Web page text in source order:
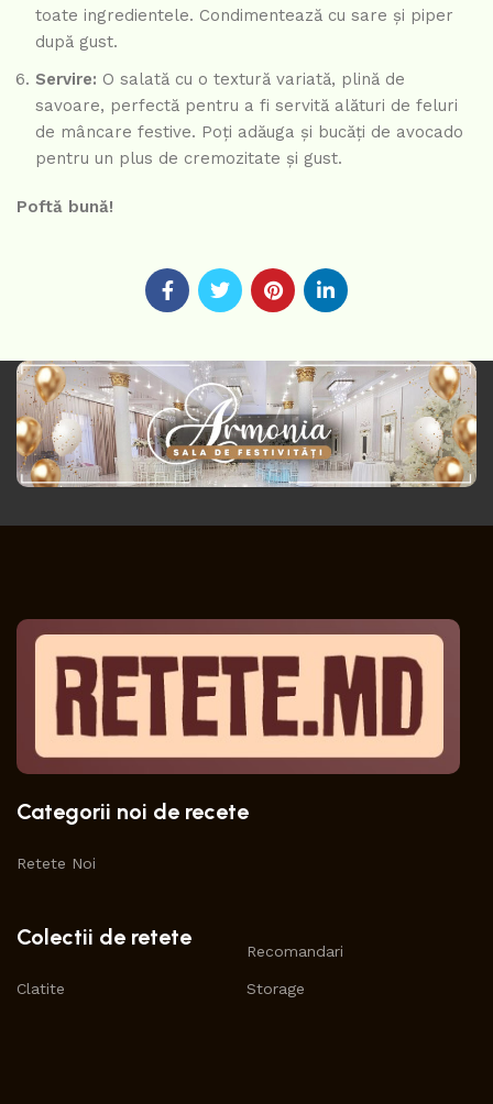
toate ingredientele. Condimentează cu sare și piper
după gust.
Servire: O salată cu o textură variată, plină de
savoare, perfectă pentru a fi servită alături de feluri
de mâncare festive. Poți adăuga și bucăți de avocado
pentru un plus de cremozitate și gust.
Poftă bună!
Categorii noi de recete
Retete Noi
Colectii de retete
Clatite
Recomandari
Storage